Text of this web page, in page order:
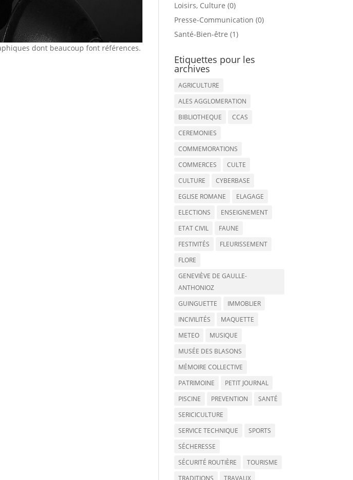
dont beaucoup font références.
Loisirs, Culture (0)
Presse-Communication (0)
Santé-Bien-être (1)
Etiquettes pour les
archives
AGRICULTURE
ALES AGGLOMERATION
BIBLIOTHEQUE
CCAS
CEREMONIES
COMMEMORATIONS
COMMERCES
CULTE
CULTURE
CYBERBASE
EGLISE ROMANE
ELAGAGE
ELECTIONS
ENSEIGNEMENT
ETAT CIVIL
FAUNE
FESTIVITÉS
FLEURISSEMENT
FLORE
GENEVIÈVE DE GAULLE-
ANTHONIOZ
GUINGUETTE
IMMOBLIER
INCIVILITÉS
MAQUETTE
METEO
MUSIQUE
MUSÉE DES BLASONS
MÉMOIRE COLLECTIVE
PATRIMOINE
PETIT JOURNAL
PISCINE
PREVENTION
SANTÉ
SERICICULTURE
SERVICE TECHNIQUE
SPORTS
SÉCHERESSE
SÉCURITÉ ROUTIÈRE
TOURISME
TRADITIONS
TRAVAUX